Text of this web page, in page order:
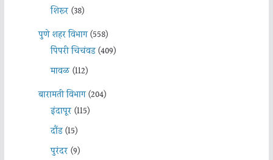
शिरूर(38)
पुणे शहर विभाग(558)
पिंपरी चिचंवड(409)
मावळ(112)
बारामती विभाग(204)
इंदापूर(115)
दौंड(15)
पुरंदर(9)